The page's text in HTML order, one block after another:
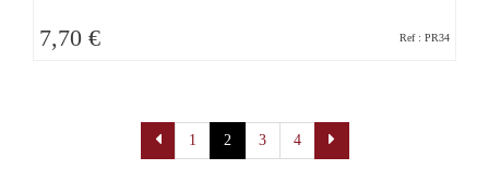
7,70 € Ref : PR34
1 2 3 4